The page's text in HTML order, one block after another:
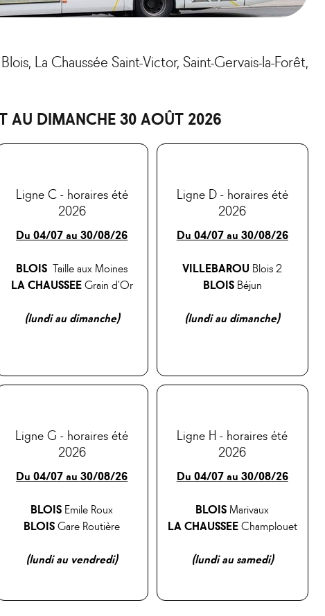
La Chaussée Saint-Victor, Saint-Gervais-la-Forêt,
AU DIMANCHE 30 AOÛT 2026
Ligne C - horaires été
2026
Du 04/07 au 30/08/26
BLOIS Taille aux Moines
LA CHAUSSEEGrain d'Or
(lundi au dimanche)
Ligne D - horaires été
2026
Du 04/07 au 30/08/26
VILLEBAROU Blois 2
BLOISBéjun
(lundi au dimanche)
Ligne G - horaires été
2026
Du 04/07 au 30/08/26
BLOIS Emile Roux
BLOISGare Routière
(lundi au vendredi)
Ligne H - horaires été
2026
Du 04/07 au 30/08/26
BLOIS Marivaux
LA CHAUSSEEChamplouet
(lundi au samedi)